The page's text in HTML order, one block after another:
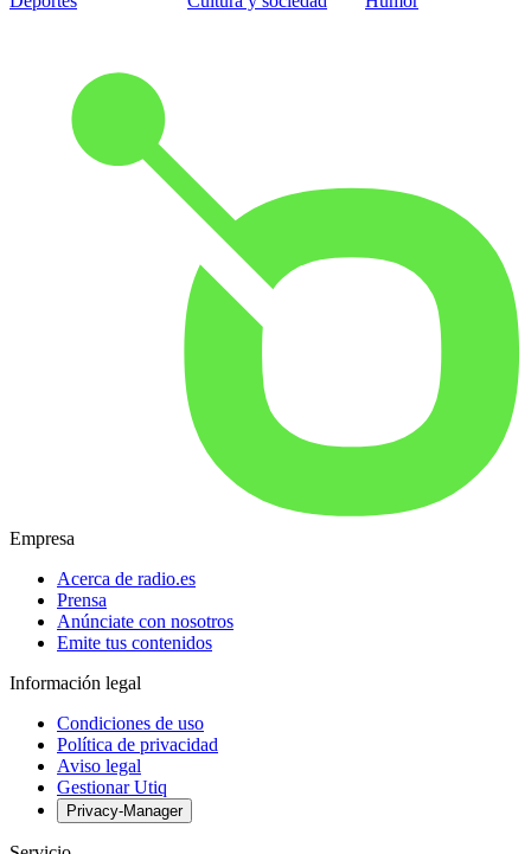
Empresa
Acerca de radio.es
Prensa
Anúnciate con nosotros
Emite tus contenidos
Información legal
Condiciones de uso
Política de privacidad
Aviso legal
Gestionar Utiq
Privacy-Manager